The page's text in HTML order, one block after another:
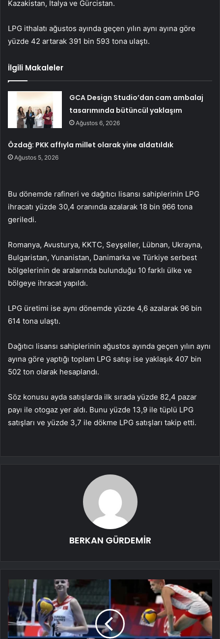
Kazakistan, İtalya ve Gürcistan.
LPG ithalatı ağustos ayında geçen yılın aynı ayına göre
yüzde 42 artarak 391 bin 593 tona ulaştı.
İlgili Makaleler
GCA Design Studio’dan cam ambalaj
tasarımında bütüncül yaklaşım
Ağustos 6, 2026
Özdağ: PKK affıyla millet olarak yine aldatıldık
Ağustos 5, 2026
Bu dönemde rafineri ve dağıtıcı lisansı sahiplerinin LPG
ihracatı yüzde 30,4 oranında azalarak 18 bin 966 tona
geriledi.
Romanya, Avusturya, KKTC, Seyşeller, Lübnan, Ukrayna,
Bulgaristan, Yunanistan, Danimarka ve Türkiye serbest
bölgelerinin de aralarında bulunduğu 10 farklı ülke ve
bölgeye ihracat yapıldı.
LPG üretimi ise aynı dönemde yüzde 4,6 azalarak 96 bin
614 tona ulaştı.
Dağıtıcı lisansı sahiplerinin ağustos ayında geçen yılın aynı
ayına göre yaptığı toplam LPG satışı ise yaklaşık 407 bin
502 ton olarak hesaplandı.
Söz konusu ayda satışlarda ilk sırada yüzde 82,4 pazar
payı ile otogaz yer aldı. Bunu yüzde 13,9 ile tüplü LPG
satışları ve yüzde 3,7 ile dökme LPG satışları takip etti.
BERKAN GÜRDEMİR